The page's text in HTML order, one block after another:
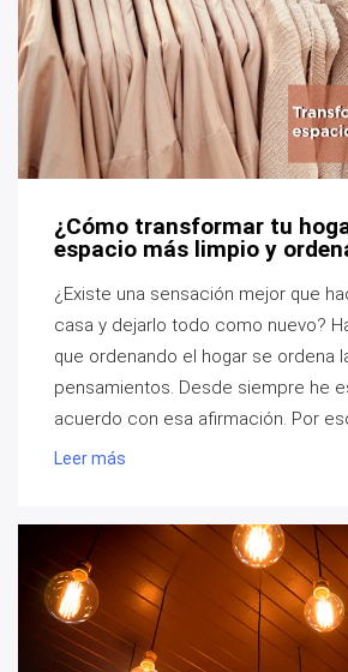
¿Cómo transformar tu
espacio más limpio y
¿Existe una sensación mejor que
casa y dejarlo todo como nuevo?
que ordenando el hogar se ordena
pensamientos. Desde siempre he
acuerdo con esa afirmación. Por
Leer más